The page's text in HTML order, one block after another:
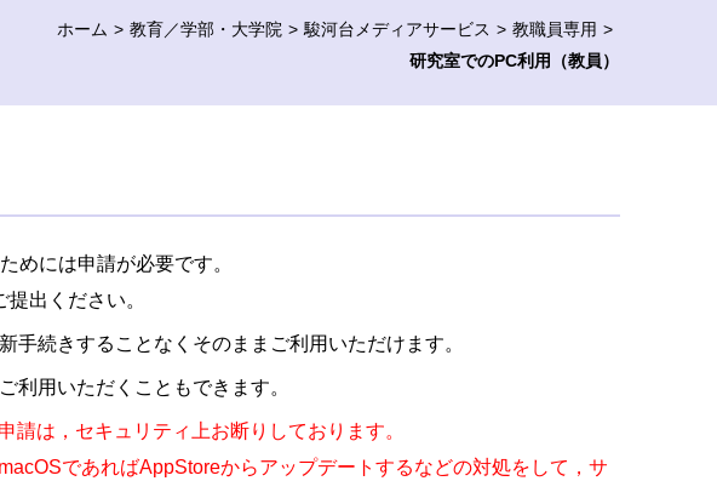
ホーム 教育／学部・大学院 駿河台メディアサービス
教職員専用
研究室でのPC利用（教員）
めには申請が必要です。
提出ください。
手続きすることなくそのままご利用いただけます。
利用いただくこともできます。
は，セキュリティ上お断りしております。
であればAppStoreからアップデートするなどの対処をして，サ